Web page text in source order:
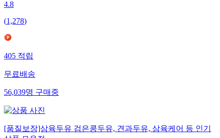
4.8
(1,278)
405적립
무료배송
56,039명구매중
[품질보장]삼육두유 검은콩두유, 견과두유, 삼육케어 등 인기